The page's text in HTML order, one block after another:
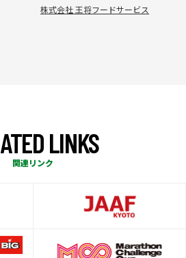
株式会社 王将フードサービス
ATEDLINKS
関連リンク